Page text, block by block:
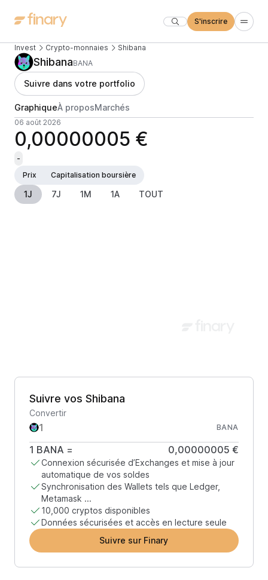
S'inscrire
Invest Crypto-monnaies Shibana
ShibanaBANA
Suivre dans votre portfolio
GraphiqueÀ proposMarchés
06 août 2026
0,00000005 €
-
Prix
Capitalisation boursière
1J 7J 1M 1A TOUT
Suivre vos Shibana
Convertir
BANA
1 BANA = 0,00000005 €
Connexion sécurisée d’Exchanges et mise à jour
automatique de vos soldes
Synchronisation des Wallets tels que Ledger,
Metamask ...
10,000 cryptos disponibles
Données sécurisées et accès en lecture seule
Suivre sur Finary